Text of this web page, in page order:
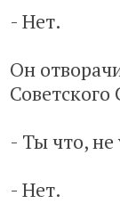
- Нет.
Он
- Ты что, не
- Нет.